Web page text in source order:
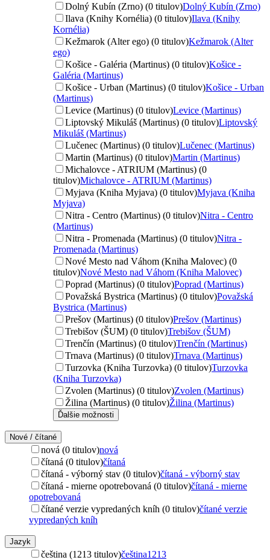
Dolný Kubín (Zrno) (0 titulov)Dolný Kubín (Zrno)
Ilava (Knihy Kornélia) (0 titulov)Ilava (Knihy
Kornélia)
Kežmarok (Alter ego) (0 titulov)Kežmarok (Alter
ego)
Košice - Galéria (Martinus) (0 titulov)Košice -
Galéria (Martinus)
Košice - Urban (Martinus) (0 titulov)Košice - Urban
(Martinus)
Levice (Martinus) (0 titulov)Levice (Martinus)
Liptovský Mikuláš (Martinus) (0 titulov)Liptovský
Mikuláš (Martinus)
Lučenec (Martinus) (0 titulov)Lučenec (Martinus)
Martin (Martinus) (0 titulov)Martin (Martinus)
Michalovce - ATRIUM (Martinus) (0
titulov)Michalovce - ATRIUM (Martinus)
Myjava (Kniha Myjava) (0 titulov)Myjava (Kniha
Myjava)
Nitra - Centro (Martinus) (0 titulov)Nitra - Centro
(Martinus)
Nitra - Promenada (Martinus) (0 titulov)Nitra -
Promenada (Martinus)
Nové Mesto nad Váhom (Kniha Malovec) (0
titulov)Nové Mesto nad Váhom (Kniha Malovec)
Poprad (Martinus) (0 titulov)Poprad (Martinus)
Považská Bystrica (Martinus) (0 titulov)Považská
Bystrica (Martinus)
Prešov (Martinus) (0 titulov)Prešov (Martinus)
Trebišov (ŠUM) (0 titulov)Trebišov (ŠUM)
Trenčín (Martinus) (0 titulov)Trenčín (Martinus)
Trnava (Martinus) (0 titulov)Trnava (Martinus)
Turzovka (Kniha Turzovka) (0 titulov)Turzovka
(Kniha Turzovka)
Zvolen (Martinus) (0 titulov)Zvolen (Martinus)
Žilina (Martinus) (0 titulov)Žilina (Martinus)
Ďalšie možnosti
Nové / čítané
nová (0 titulov)nová
čítaná (0 titulov)čítaná
čítaná - výborný stav (0 titulov)čítaná - výborný stav
čítaná - mierne opotrebovaná (0 titulov)čítaná - mierne
opotrebovaná
čítané verzie vypredaných kníh (0 titulov)čítané verzie
vypredaných kníh
Jazyk
čeština (1213 titulov)čeština1213